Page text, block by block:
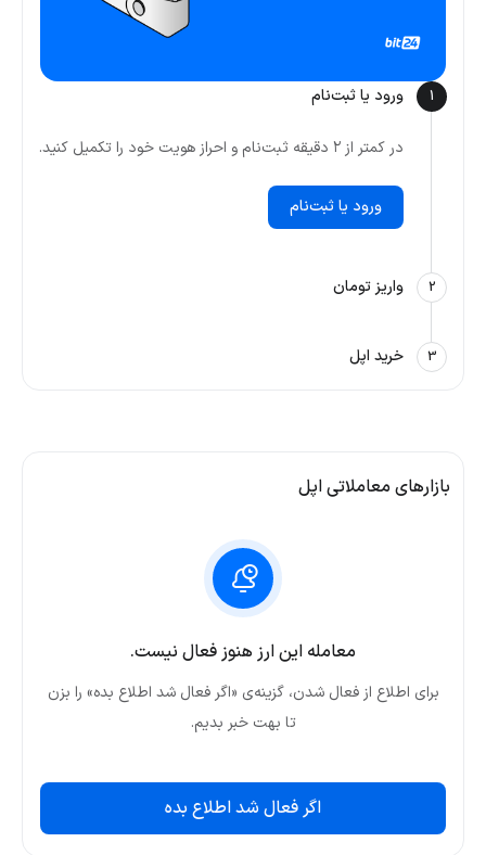
1 ورود یا ثبت‌نام
در کمتر از ۲ دقیقه ثبت‌نام و احراز هویت خود را تکمیل کنید.
ورود یا ثبت‌نام
2 واریز تومان
3 خرید اپل
بازارهای معاملاتی اپل
معامله این ارز هنوز فعال نیست.
برای اطلاع از فعال شدن، گزینه‌ی «اگر فعال شد اطلاع بده» را بزن
تا بهت خبر بدیم.
اگر فعال شد اطلاع بده